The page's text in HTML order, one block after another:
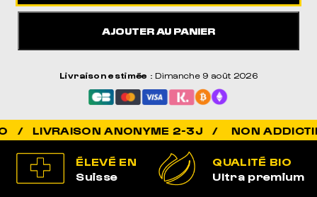
AJOUTER AU PANIER
Livraison estimée : Dimanche 9 août 2026
NON ADDICTIF /
ÉLEVÉ EN
Suisse
QUALITÉ BIO
Ultra premium